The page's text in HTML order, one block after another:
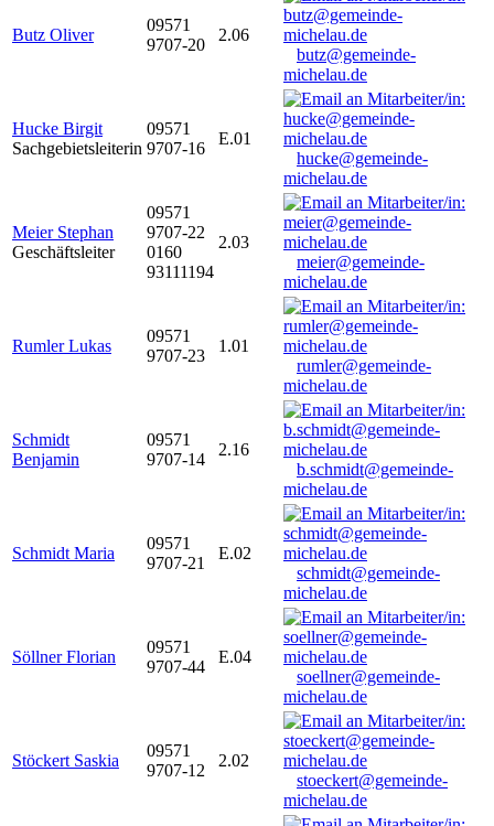
Butz Oliver
09571
9707-20
2.06
butz@gemeinde-
michelau.de
Hucke Birgit
Sachgebietsleiterin
09571
9707-16
E.01
hucke@gemeinde-
michelau.de
Meier Stephan
Geschäftsleiter
09571
9707-22
0160
93111194
2.03
meier@gemeinde-
michelau.de
Rumler Lukas
09571
9707-23
1.01
rumler@gemeinde-
michelau.de
Schmidt
Benjamin
09571
9707-14
2.16
b.schmidt@gemeinde-
michelau.de
Schmidt Maria
09571
9707-21
E.02
schmidt@gemeinde-
michelau.de
Söllner Florian
09571
9707-44
E.04
soellner@gemeinde-
michelau.de
Stöckert Saskia
09571
9707-12
2.02
stoeckert@gemeinde-
michelau.de